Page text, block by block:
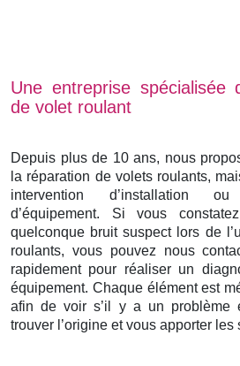
Une entreprise spécialisée
de volet roulant
Depuis plus de 10 ans, nous
la réparation de volets roulants,
intervention d’installation
d’équipement. Si vous
quelconque bruit suspect lors de
roulants, vous pouvez nous
rapidement pour réaliser un
équipement. Chaque élément est
afin de voir s’il y a un problème
trouver l’origine et vous apporter